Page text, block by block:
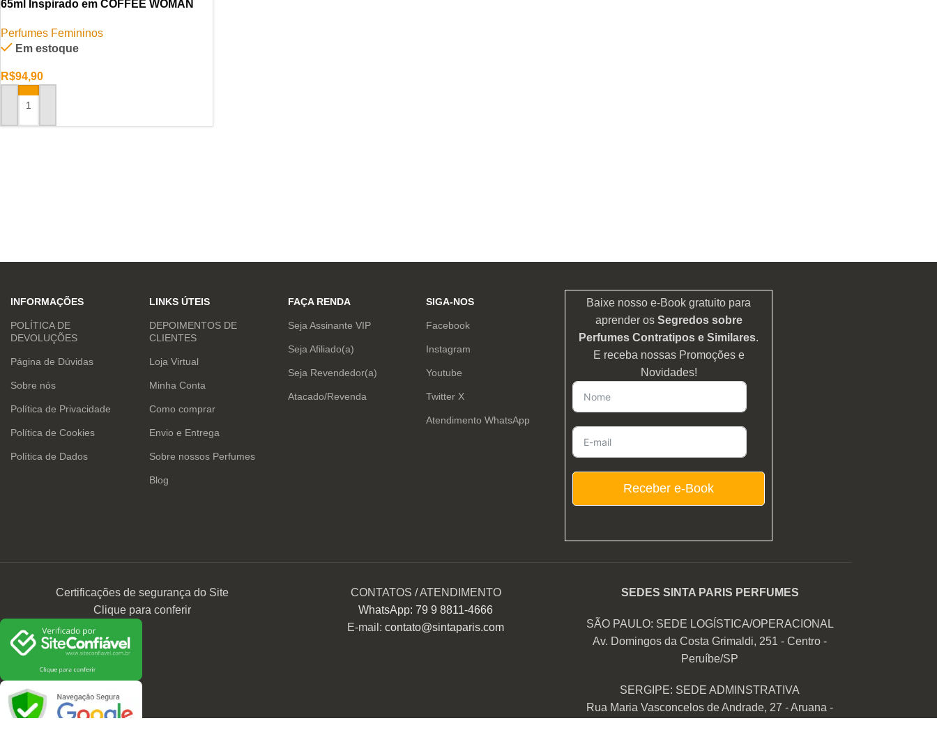
65ml Inspirado em COFFEE WOMAN
Perfumes Femininos
Em estoque
R$94,90
ADICIONAR AO CARRINHO
INFORMAÇÕES
POLÍTICA DE
DEVOLUÇÕES
Página de Dúvidas
Sobre nós
Política de Privacidade
Política de Cookies
Política de Dados
LINKS ÚTEIS
DEPOIMENTOS DE
CLIENTES
Loja Virtual
Minha Conta
Como comprar
Envio e Entrega
Sobre nossos Perfumes
Blog
FAÇA RENDA
Seja Assinante VIP
Seja Afiliado(a)
Seja Revendedor(a)
Atacado/Revenda
SIGA-NOS
Facebook
Instagram
Youtube
Twitter X
Atendimento WhatsApp
Baixe nosso e-Book gratuito para
aprender os Segredos sobre
Perfumes Contratipos e Similares.
E receba nossas Promoções e
Novidades!
Receber e-Book
Certificações de segurança do Site
Clique para conferir
CONTATOS / ATENDIMENTO
WhatsApp: 79 9 8811-4666
E-mail:contato@sintaparis.com
SEDES SINTA PARIS PERFUMES
SÃO PAULO: SEDE LOGÍSTICA/OPERACIONAL
Av. Domingos da Costa Grimaldi, 251 - Centro -
Peruíbe/SP
SERGIPE: SEDE ADMINSTRATIVA
Rua Maria Vasconcelos de Andrade, 27 - Aruana -